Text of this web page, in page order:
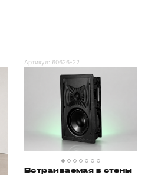
Артикул: 60626-22
Встраиваемая в стены